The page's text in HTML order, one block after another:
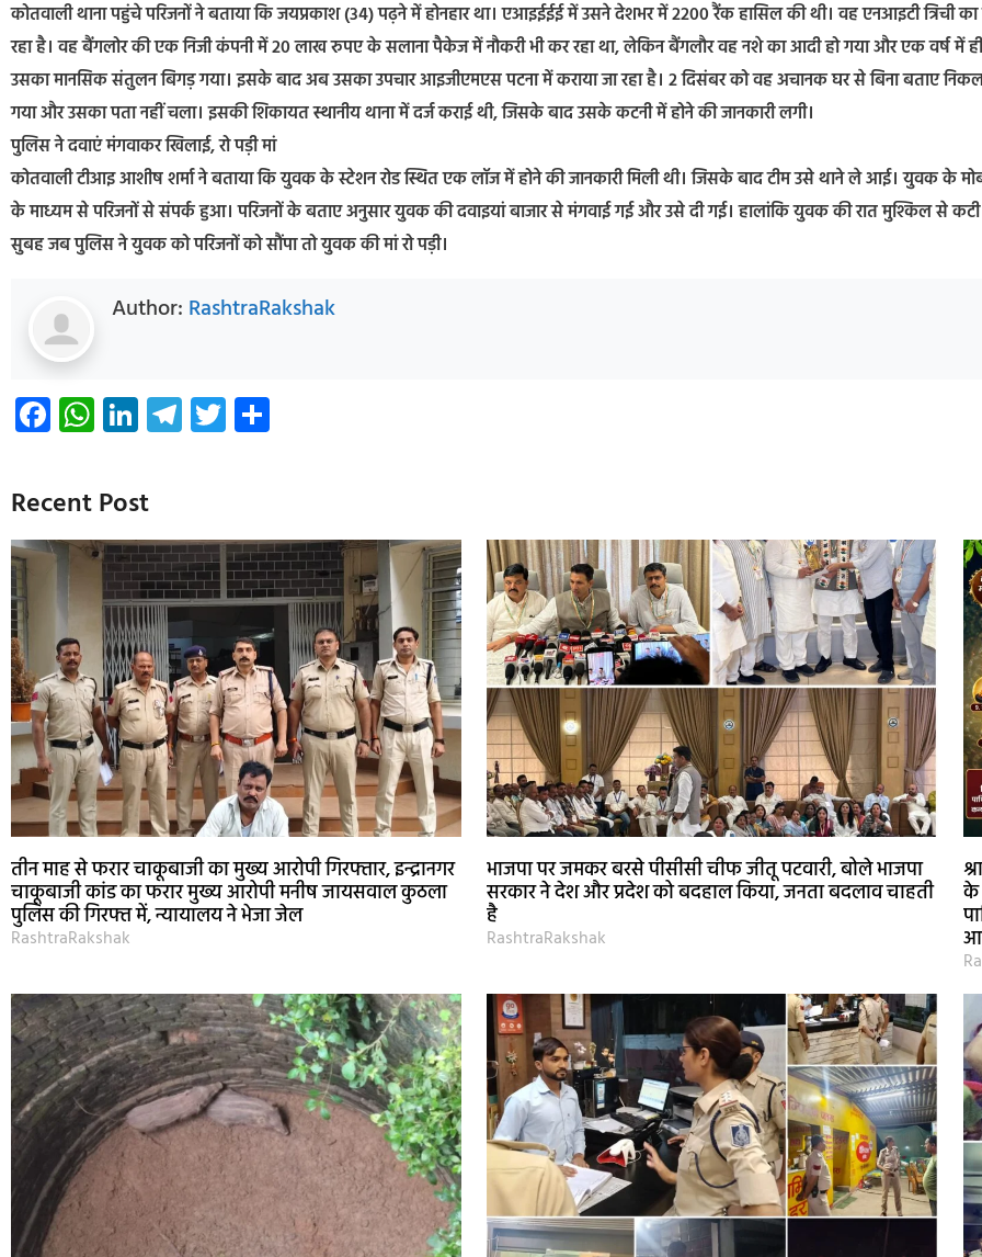
कोतवाली थाना पहुंचे परिजनों ने बताया कि जयप्रकाश (34) पढ़ने में होनहार था। एआइईईई में उसने देशभर में 2200 रैंक हासिल की थी। वह एनआइटी त्रिची का
रहा है। वह बैंगलोर की एक निजी कंपनी में 20 लाख रुपए के सलाना पैकेज में नौकरी भी कर रहा था, लेकिन बैंगलौर वह नशे का आदी हो गया और एक वर्ष में ही
उसका मानसिक संतुलन बिगड़ गया। इसके बाद अब उसका उपचार आइजीएमएस पटना में कराया जा रहा है। 2 दिसंबर को वह अचानक घर से बिना बताए
गया और उसका पता नहीं चला। इसकी शिकायत स्थानीय थाना में दर्ज कराई थी, जिसके बाद उसके कटनी में होने की जानकारी लगी।
पुलिस ने दवाएं मंगवाकर खिलाई, रो पड़ी मां
कोतवाली टीआइ आशीष शर्मा ने बताया कि युवक के स्टेशन रोड स्थित एक लॉज में होने की जानकारी मिली थी। जिसके बाद टीम उसे थाने ले आई। युवक के
के माध्यम से परिजनों से संपर्क हुआ। परिजनों के बताए अनुसार युवक की दवाइयां बाजार से मंगवाई गई और उसे दी गई। हालांकि युवक की रात मुश्किल से
सुबह जब पुलिस ने युवक को परिजनों को सौंपा तो युवक की मां रो पड़ी।
Author: RashtraRakshak
Facebook
WhatsApp
LinkedIn
Telegram
Twitter
Recent Post
तीन माह से फरार चाकूबाजी का मुख्य आरोपी गिरफ्तार, इन्द्रानगर
चाकूबाजी कांड का फरार मुख्य आरोपी मनीष जायसवाल कुठला
पुलिस की गिरफ्त में, न्यायालय ने भेजा जेल
RashtraRakshak
भाजपा पर जमकर बरसे पीसीसी चीफ जीतू पटवारी, बोले भाजपा
सरकार ने देश और प्रदेश को बदहाल किया, जनता बदलाव चाहती
है
RashtraRakshak
के